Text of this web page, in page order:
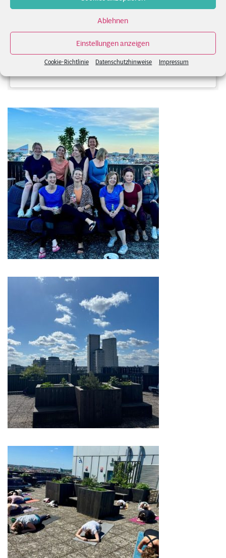
Ablehnen
Einstellungen anzeigen
Cookie-Richtlinie Datenschutzhinweise Impressum